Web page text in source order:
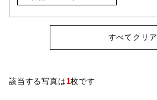
すべてクリア
該当する写真は1枚です